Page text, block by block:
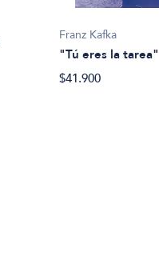
Franz Kafka
"Tú eres la tarea"
$41.900